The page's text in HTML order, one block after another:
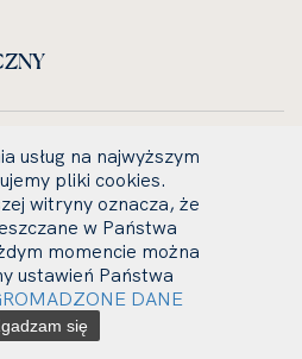
zamysł Leonardo
usług na najwyższym
pliki cookies.
witryny oznacza, że
w Państwa
momencie można
ustawień Państwa
DANE
się